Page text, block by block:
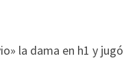
la dama en h1 y jugó